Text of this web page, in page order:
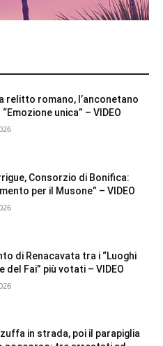
relitto romano, l’anconetano
“Emozione unica” – VIDEO
Consorzio di Bonifica:
per il Musone” – VIDEO
di Renacavata tra i “Luoghi
del Fai” più votati – VIDEO
zuffa in strada, poi il parapiglia